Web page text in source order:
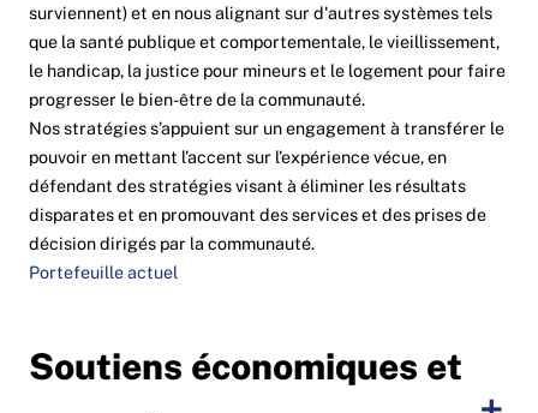
surviennent) et en nous alignant sur d'autres systèmes tels
que la santé publique et comportementale, le vieillissement,
le handicap, la justice pour mineurs et le logement pour faire
progresser le bien-être de la communauté.
Nos stratégies s’appuient sur un engagement à transférer le
pouvoir en mettant l’accent sur l’expérience vécue, en
défendant des stratégies visant à éliminer les résultats
disparates et en promouvant des services et des prises de
décision dirigés par la communauté.
Portefeuille actuel
Soutiens économiques et